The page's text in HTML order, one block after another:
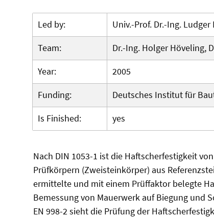
Led by:
Univ.-Prof. Dr.-Ing. Ludger
Team:
Dr.-Ing. Holger Höveling,
Year:
2005
Funding:
Deutsches Institut für
Is Finished:
yes
Nach DIN 1053-1 ist die Haftscherfestigkeit
Prüfkörpern (Zweisteinkörper) aus
ermittelte und mit einem Prüffaktor belegte
Bemessung von Mauerwerk auf Biegung und
EN 998-2 sieht die Prüfung der